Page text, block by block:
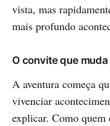
vista, mas
mais profundo
O convite que
A aventura começa
vivenciar
explicar. Como quem